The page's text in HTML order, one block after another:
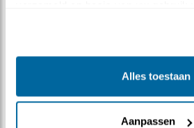
Alles toestaan
Aanpassen